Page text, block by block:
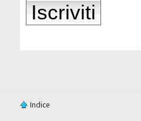
Iscriviti
Indice